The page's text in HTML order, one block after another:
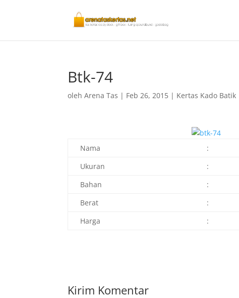
Btk-74
olehArena Tas | Feb 26, 2015 | Kertas Kado Batik
Nama :
Ukuran
:
Bahan
:
Berat
:
Harga
:
Kirim Komentar